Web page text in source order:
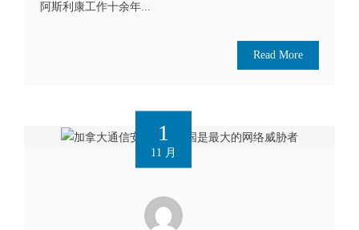
阿斯利康工作十余年...
Read More
1
11 月